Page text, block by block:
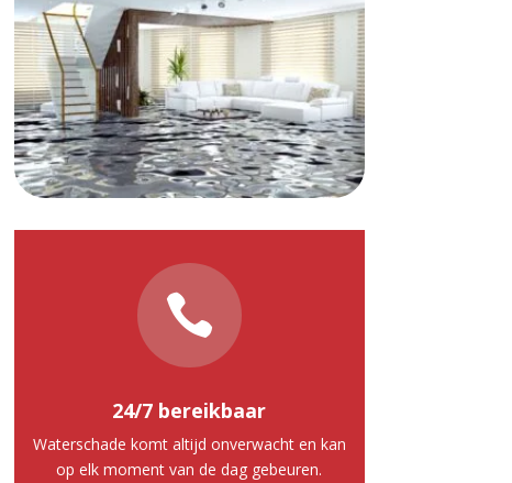

24/7 bereikbaar
Waterschade komt altijd onverwacht en kan
op elk moment van de dag gebeuren.